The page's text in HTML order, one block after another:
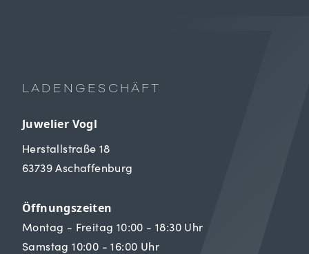
LADENGESCHÄFT
Juwelier Vogl
Herstallstraße 18
63739 Aschaffenburg
Öffnungszeiten
Montag - Freitag 10:00 - 18:30 Uhr
Samstag 10:00 - 16:00 Uhr